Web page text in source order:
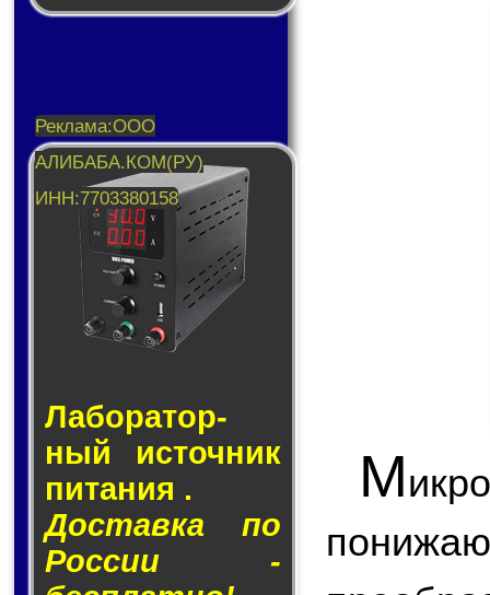
Лаборатор­
ный ис­точ­ник
пи­та­ния .
Доставка по
России -
М